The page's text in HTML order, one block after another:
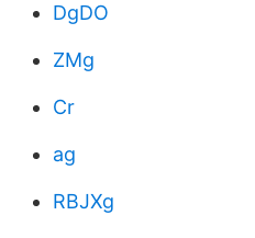
DgDO
ZMg
Cr
ag
RBJXg